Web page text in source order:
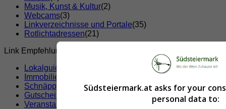
Musik, Kunst & Kultur(2)
Webcams(3)
Linkverzeichnisse und Portale(35)
Rotlichtadressen(21)
Link Empfehlungen
Lokalguide
Immobilien
Schnäppchen
Gutscheine & Rabatte
Veranstaltungen
Südsteiermark.at asks for your
personal data to: